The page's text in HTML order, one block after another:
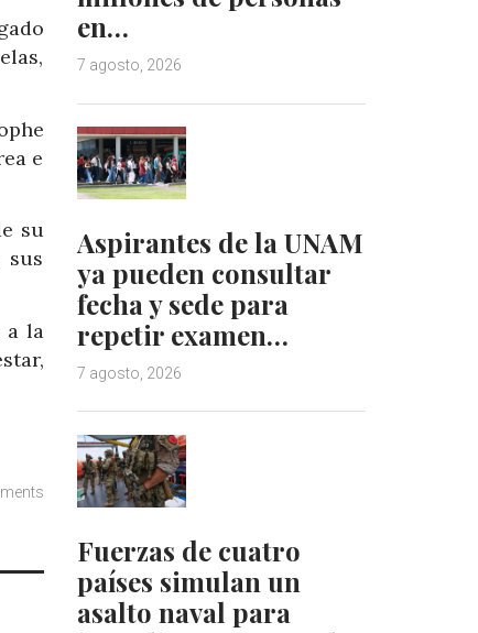
e
su
sus
a la
en…
7 agosto, 2026
Aspirantes de la UNAM
ya pueden consultar
fecha y sede para
repetir examen…
7 agosto, 2026
Fuerzas de cuatro
países simulan un
asalto naval para